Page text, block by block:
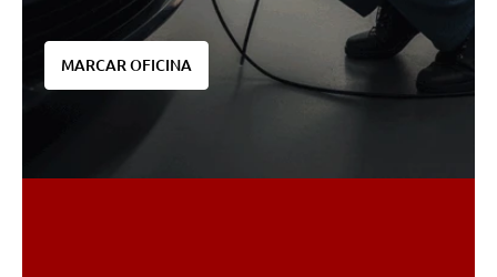
MARCAR OFICINA